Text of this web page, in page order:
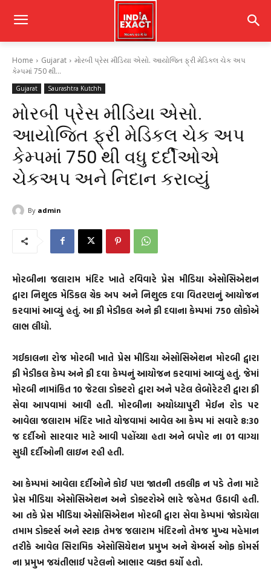
Home Gujarat
મોરબી પ્રેસ મીડિયા એસો. આયોજિત ફ્રી મેડિકલ ચેક અપ
કેમ્પમાં 750 થી...
Gujarat Saurashtra Kutchh
મોરબી પ્રેસ મીડિયા એસો.
આયોજિત ફ્રી મેડિકલ ચેક અપ
કેમ્પમાં 750 થી વધુ દર્દીઓએ
ચેકઅપ અને નિદાન કરાવ્યું
By admin
મોરબીના જલારામ મંદિર ખાતે રવિવારે પ્રેસ મીડિયા એસોસિએશન
દ્વારા નિશુલ્ક મેડિકલ ચેક અપ અને નિશુલ્ક દવા વિતરણનું આયોજન
કરવામાં આવ્યું હતું. આ ફ્રી મેડીકલ અને ફ્રી દવાના કેમ્પમાં 750 લોકોએ
લાભ લીધો.
ગઈકાલના રોજ મોરબી ખાતે પ્રેસ મીડિયા એસોસિએશન મોરબી દ્વારા
ફ્રી મેડીકલ કેમ્પ અને ફ્રી દવા કેમ્પનું આયોજન કરવામાં આવ્યું હતું. જેમાં
મોરબી નામાંકિત 10 જેટલા ડોક્ટરો દ્વારા અને પટેલ લેબોરેટરી દ્વારા ફ્રી
સેવા આપવામાં આવી હતી. મોરબીના અયોધ્યાપુરી મેઈન રોડ પર
આવેલા જલારામ મંદિર ખાતે યોજવામાં આવેલ આ કેમ્પ માં સવારે 8:30
જ દર્દીઓ સારવાર માટે આવી પહોંચ્યા હતા અને બપોર ના 01 વાગ્યા
સુધી દર્દીઓની લાઇન રહી હતી.
આ કેમ્પમાં આવેલા દર્દીઓને કોઈ પણ જાતની તકલીફ ન પડે તેના માટે
પ્રેસ મીડિયા એસોસિએશન અને ડોક્ટરોએ ભારે જહેમત ઉઠાવી હતી.
આ તકે પ્રેસ મીડિયા એસોસિએશન મોરબી દ્વારા સેવા કેમ્પમાં જોડાયેલા
તમામ ડોક્ટર્સ અને સ્ટાફ તેમજ જલારામ મંદિરનો તેમજ મુખ્ય મહેમાન
તરીકે આવેલ સિરામિક એસોસિયેશન પ્રમુખ અને ચેમ્બર્સ ઓફ કોમર્સ
ના પ્રમુખ જયંતીભાઈ પટેલનો આભાર વ્યક્ત કર્યો હતો.